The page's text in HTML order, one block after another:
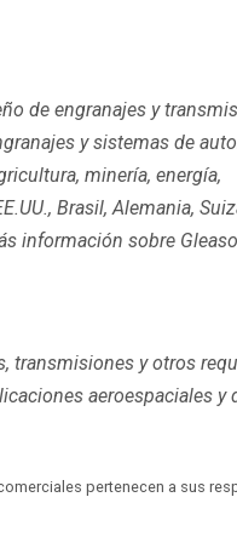
de engranajes y
y sistemas de
minería, energía,
Brasil, Alemania,
información sobre
transmisiones y otros
aeroespaciales y
pertenecen a sus